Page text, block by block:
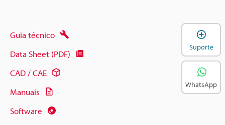
Guia técnico
Data Sheet (PDF)
CAD / CAE
Manuais
Software
Suporte
WhatsApp